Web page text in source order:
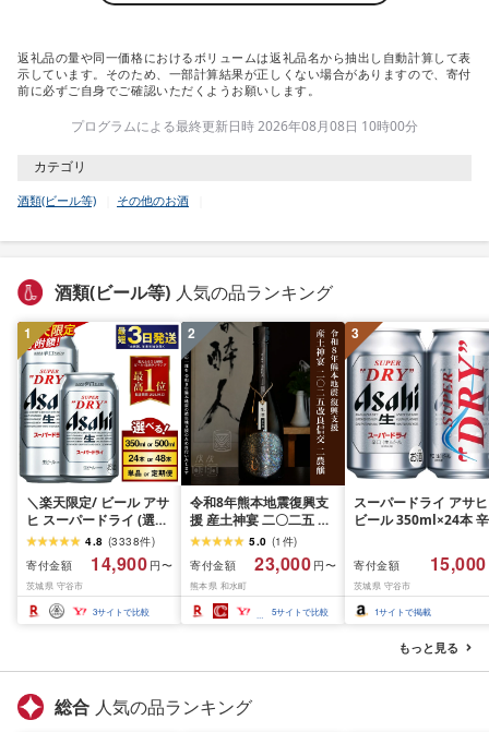
返礼品の量や同一価格におけるボリュームは返礼品名から抽出し自動計算して表
示しています。そのため、一部計算結果が正しくない場合がありますので、寄付
前に必ずご自身でご確認いただくようお願いします。
プログラムによる最終更新日時 2026年08月08日 10時00分
カテゴリ
酒類(ビール等) その他のお酒
酒類(ビール等) 人気の品ランキング
1
＼楽天限定/ ビール アサ
ヒ スーパードライ (選べ
る 350ml 500ml / 24本
48本 / 単品 2ヶ月〜12ヶ
月定期便 12ヶ月定期便)
楽天フェスタ 期間限定|
最短3日発送 アサヒビー
ル お酒 アルコール
谷市 高評価★4.67
4.8 (3338件)
寄付金額
14,900 円〜
茨城県 守谷市
3サイトで比較
2
令和8年熊本地震復興支
援 産土神宴 二〇二五 改
良信交 | 二農醸 1本 | 熊
本県 和水町 くまもと な
ごみまち なごみ 産土 米
お酒 酒 地酒 花の香酒造
5.0 (1 件)
寄付金額
23,000 円〜
熊本県 和水町
5サイトで比較
3
スーパードライ アサヒ
ビール 350ml×24本 辛
寄付金額 15,000
茨城県 守谷市
1サイトで掲載
もっと見る
総合 人気の品ランキング